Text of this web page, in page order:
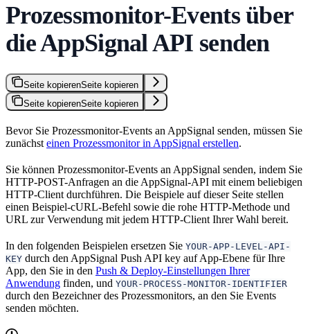
Prozessmonitor-Events über
die AppSignal API senden
Seite kopierenSeite kopieren
Seite kopierenSeite kopieren
Bevor Sie Prozessmonitor-Events an AppSignal senden, müssen Sie
zunächst einen Prozessmonitor in AppSignal erstellen.
Sie können Prozessmonitor-Events an AppSignal senden, indem Sie
HTTP-POST-Anfragen an die AppSignal-API mit einem beliebigen
HTTP-Client durchführen. Die Beispiele auf dieser Seite stellen
einen Beispiel-cURL-Befehl sowie die rohe HTTP-Methode und
URL zur Verwendung mit jedem HTTP-Client Ihrer Wahl bereit.
In den folgenden Beispielen ersetzen Sie YOUR-APP-LEVEL-API-
KEY durch den AppSignal Push API key auf App-Ebene für Ihre
App, den Sie in den Push & Deploy-Einstellungen Ihrer
Anwendung finden, und YOUR-PROCESS-MONITOR-IDENTIFIER
durch den Bezeichner des Prozessmonitors, an den Sie Events
senden möchten.